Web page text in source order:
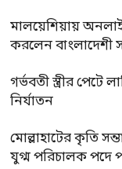
মালয়েশিয়ায়
করলেন বাংলাদেশী
গর্ভবতী স্ত্রীর
নির্যাতন
মোল্লাহাটের কৃতি
যুগ্ম পরিচালক পদে